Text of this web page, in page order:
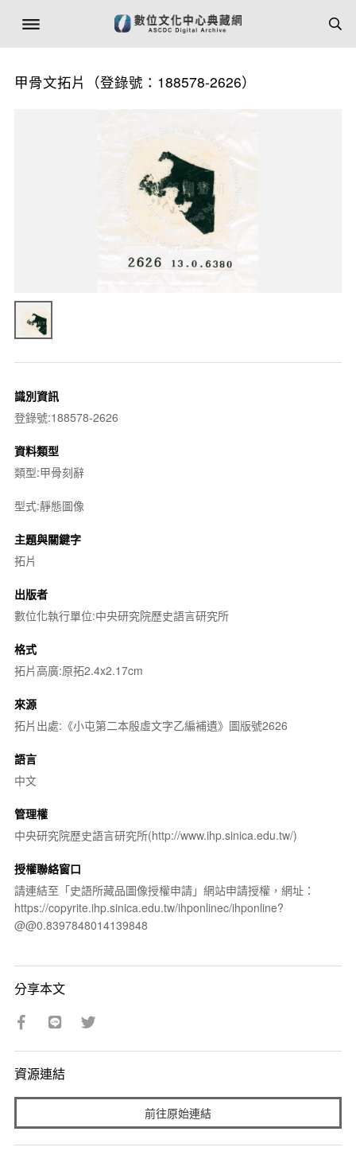
甲骨文拓片（登錄號：188578-2626）
識別資訊
登錄號:188578-2626
資料類型
類型:甲骨刻辭
型式:靜態圖像
主題與關鍵字
拓片
出版者
數位化執行單位:中央研究院歷史語言研究所
格式
拓片高廣:原拓2.4x2.17cm
來源
拓片出處:《小屯第二本殷虛文字乙編補遺》圖版號2626
語言
中文
管理權
中央研究院歷史語言研究所(http://www.ihp.sinica.edu.tw/)
授權聯絡窗口
請連結至「史語所藏品圖像授權申請」網站申請授權，網址：
https://copyrite.ihp.sinica.edu.tw/ihponlinec/ihponline?
@@0.8397848014139848
分享本文
資源連結
前往原始連結